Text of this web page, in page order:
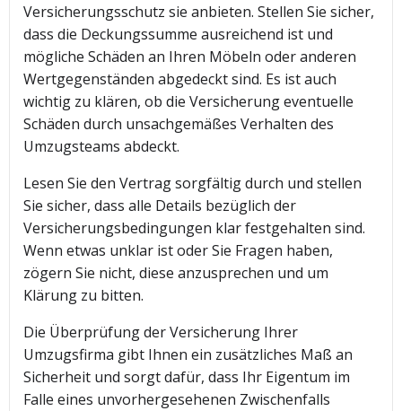
Versicherungsschutz sie anbieten. Stellen Sie sicher,
dass die Deckungssumme ausreichend ist und
mögliche Schäden an Ihren Möbeln oder anderen
Wertgegenständen abgedeckt sind. Es ist auch
wichtig zu klären, ob die Versicherung eventuelle
Schäden durch unsachgemäßes Verhalten des
Umzugsteams abdeckt.
Lesen Sie den Vertrag sorgfältig durch und stellen
Sie sicher, dass alle Details bezüglich der
Versicherungsbedingungen klar festgehalten sind.
Wenn etwas unklar ist oder Sie Fragen haben,
zögern Sie nicht, diese anzusprechen und um
Klärung zu bitten.
Die Überprüfung der Versicherung Ihrer
Umzugsfirma gibt Ihnen ein zusätzliches Maß an
Sicherheit und sorgt dafür, dass Ihr Eigentum im
Falle eines unvorhergesehenen Zwischenfalls